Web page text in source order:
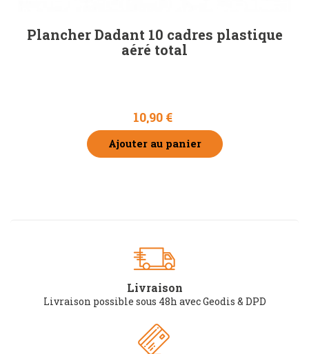
Plancher Dadant 10 cadres plastique
aéré total
10,90 €
Ajouter au panier
Livraison
Livraison possible sous 48h avec Geodis & DPD